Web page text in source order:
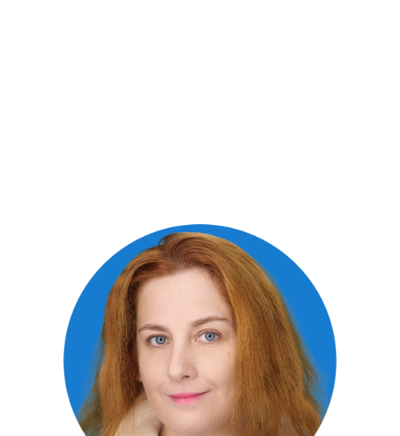
о высокой репутации
клиники
и профессионализме
наших экспертов.
СМИ пишут